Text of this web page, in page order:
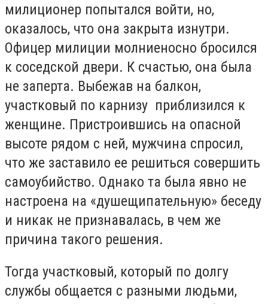
милиционер попытался войти, но,
оказалось, что она закрыта изнутри.
Офицер милиции молниеносно бросился
к соседской двери. К счастью, она была
не заперта. Выбежав на балкон,
участковый по карнизу приблизился к
женщине. Пристроившись на опасной
высоте рядом с ней, мужчина спросил,
что же заставило ее решиться совершить
самоубийство. Однако та была явно не
настроена на «душещипательную» беседу
и никак не признавалась, в чем же
причина такого решения.
Тогда участковый, который по долгу
службы общается с разными людьми,